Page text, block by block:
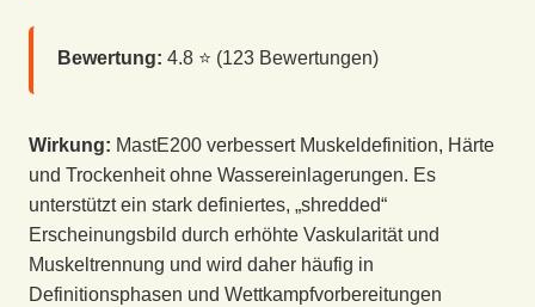
Bewertung: 4.8 ⭐ (123 Bewertungen)
Wirkung: MastE200 verbessert Muskeldefinition, Härte
und Trockenheit ohne Wassereinlagerungen. Es
unterstützt ein stark definiertes, „shredded“
Erscheinungsbild durch erhöhte Vaskularität und
Muskeltrennung und wird daher häufig in
Definitionsphasen und Wettkampfvorbereitungen